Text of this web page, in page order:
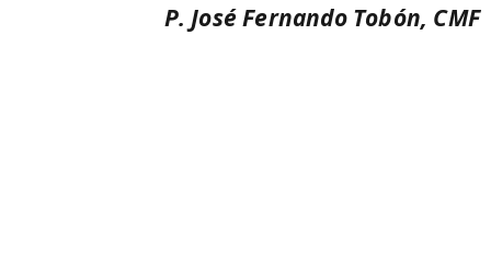
P. José Fernando Tobón, CMF